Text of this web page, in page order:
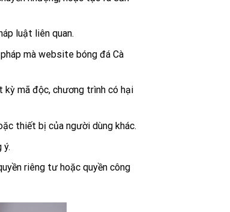
luật liên quan.
mà website bóng đá Cà
mã độc, chương trình có hại
thiết bị của người dùng khác.
ý.
riêng tư hoặc quyền công